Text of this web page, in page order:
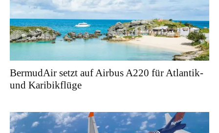
BermudAir setzt auf Airbus A220 für Atlantik-
und Karibikflüge